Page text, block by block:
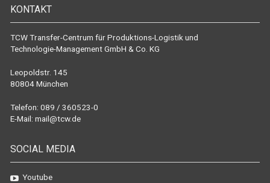
KONTAKT
TCW Transfer-Centrum für Produktions-Logistik und
Technologie-Management GmbH & Co. KG
Leopoldstr. 145
80804 München
Telefon: 089 / 360523-0
E-Mail: mail@tcw.de
SOCIAL MEDIA
Youtube